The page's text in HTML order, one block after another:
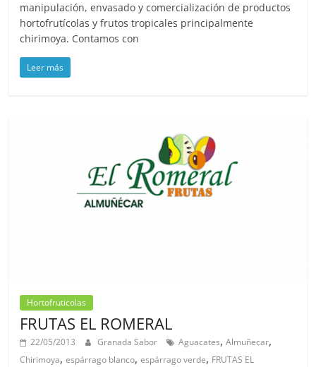
manipulación, envasado y comercialización de productos
hortofrutícolas y frutos tropicales principalmente
chirimoya. Contamos con
Leer más
Hortofruticolas
FRUTAS EL ROMERAL
22/05/2013 Granada Sabor Aguacates,Almuñecar,
Chirimoya,espárrago blanco,espárrago verde, FRUTAS EL